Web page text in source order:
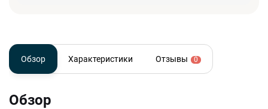
Обзор Характеристики Отзывы 0
Обзор